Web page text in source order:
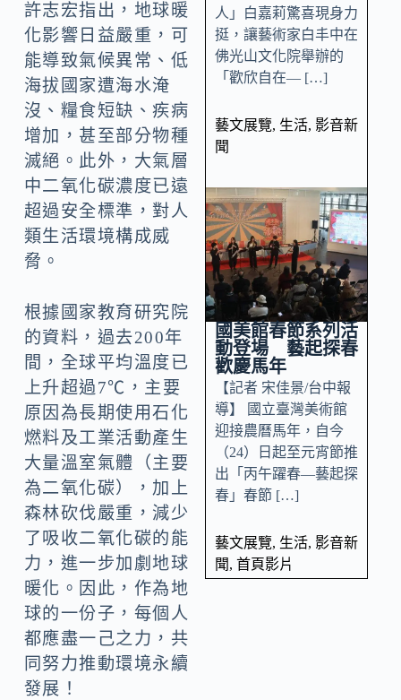
許志宏指出，地球暖
化影響日益嚴重，可
能導致氣候異常、低
海拔國家遭海水淹
沒、糧食短缺、疾病
增加，甚至部分物種
滅絕。此外，大氣層
中二氧化碳濃度已遠
超過安全標準，對人
類生活環境構成威
脅。
根據國家教育研究院
的資料，過去200年
間，全球平均溫度已
上升超過7℃，主要
原因為長期使用石化
燃料及工業活動產生
大量溫室氣體（主要
為二氧化碳），加上
森林砍伐嚴重，減少
了吸收二氧化碳的能
力，進一步加劇地球
暖化。因此，作為地
球的一份子，每個人
都應盡一己之力，共
同努力推動環境永續
發展！
人」白嘉莉驚喜現身力
挺，讓藝術家白丰中在
佛光山文化院舉辦的
「歡欣自在— […]
藝文展覽, 生活, 影音新
聞
國美館春節系列活
動登場 藝起探春
歡慶馬年
【記者 宋佳景/台中報
導】 國立臺灣美術館
迎接農曆馬年，自今
（24）日起至元宵節推
出「丙午躍春—藝起探
春」春節 […]
藝文展覽, 生活, 影音新
聞, 首頁影片